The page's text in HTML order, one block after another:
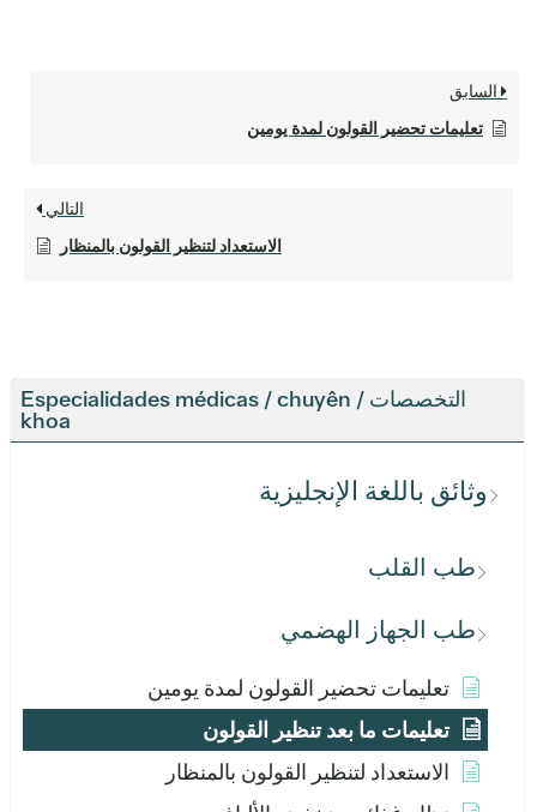
التخصصات / Especialidades médicas / chuyên
khoa
وثائق باللغة الإنجليزية
طب القلب
طب الجهاز الهضمي
تعليمات تحضير القولون لمدة يومين
تعليمات ما بعد تنظير القولون
الاستعداد لتنظير القولون بالمنظار
السابق
تعليمات تحضير القولون لمدة يومين
التالي
الاستعداد لتنظير القولون بالمنظار